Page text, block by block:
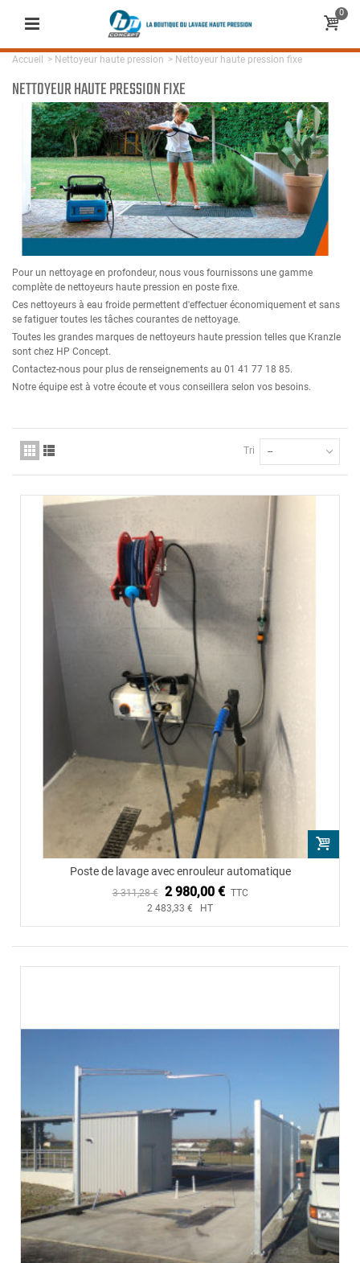
0
Accueil > Nettoyeur haute pression > Nettoyeur haute pression fixe
NETTOYEUR HAUTE PRESSION FIXE
Pour un nettoyage en profondeur, nous vous fournissons une gamme
complète de nettoyeurs haute pression en poste fixe.
Ces nettoyeurs à eau froide permettent d'effectuer économiquement et sans
se fatiguer toutes les tâches courantes de nettoyage.
Toutes les grandes marques de nettoyeurs haute pression telles que Kranzle
sont chez HP Concept.
Contactez-nous pour plus de renseignements au 01 41 77 18 85.
Notre équipe est à votre écoute et vous conseillera selon vos besoins.
Tri --
Poste de lavage avec enrouleur automatique
3 311,28 € 2 980,00 € TTC
2 483,33 € HT